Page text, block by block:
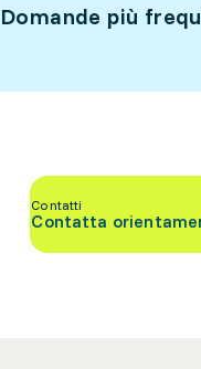
Domande più
Contatti
Contatta